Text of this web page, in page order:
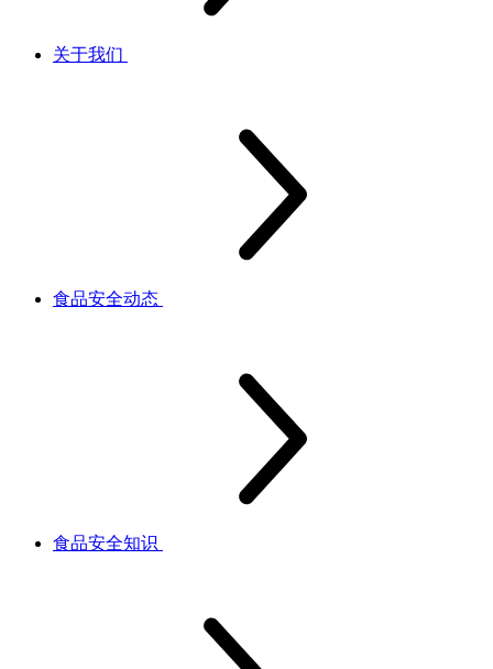
关于我们
食品安全动态
食品安全知识